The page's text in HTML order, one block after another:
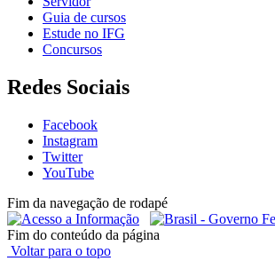
Guia de cursos
Estude no IFG
Concursos
Redes Sociais
Facebook
Instagram
Twitter
YouTube
Fim da navegação de rodapé
Fim do conteúdo da página
Voltar para o topo